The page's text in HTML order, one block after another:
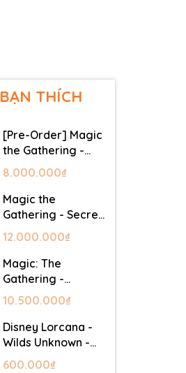
BẠN THÍCH
[Pre-Order] Magic
the Gathering -
Secret Lair -
Commander Deck:
Hatsune Miku
8.000.000₫
Magic the
Gathering - Secret
Lair - Commander
Deck: Goblin Storm
12.000.000₫
Magic: The
Gathering -
Mystery Booster 2
- Festival in a Box
(Las Vegas 2026)
10.500.000₫
Disney Lorcana -
Wilds Unknown -
Starter Set
600.000₫